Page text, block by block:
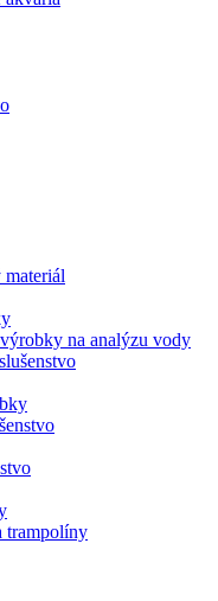
na analýzu vody
trampolíny